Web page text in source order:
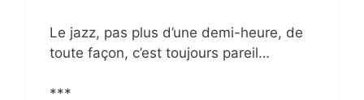
Le jazz, pas plus d’une demi-heure, de
toute façon, c’est toujours pareil…
***